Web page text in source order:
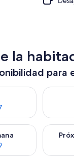
la
para
para esta
para este fin